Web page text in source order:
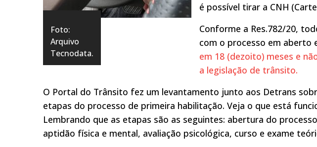
Foto:
Arquivo
Tecnodata.
é possível tirar a CNH
Conforme a Res.782/20,
com o processo em aberto
em 18 (dezoito) meses e
a legislação de trânsito.
O Portal do Trânsito fez um levantamento junto aos Detrans
etapas do processo de primeira habilitação. Veja o que está
Lembrando que as etapas são as seguintes: abertura do
aptidão física e mental, avaliação psicológica, curso e exame